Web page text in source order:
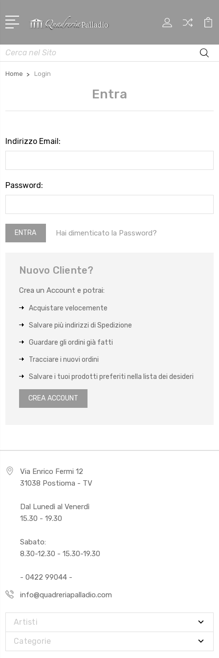
Cerca
Home Login
Entra
Indirizzo Email:
Password:
Hai dimenticato la Password?
Nuovo Cliente?
Crea un Account e potrai:
Acquistare velocemente
Salvare più indirizzi di Spedizione
Guardare gli ordini già fatti
Tracciare i nuovi ordini
Salvare i tuoi prodotti preferiti nella lista dei desideri
CREA ACCOUNT
Via Enrico Fermi 12
31038 Postioma - TV
Dal Lunedì al Venerdì
15.30 - 19.30
Sabato:
8.30-12.30 - 15.30-19.30
- 0422 99044 -
info@quadreriapalladio.com
Artisti
Categorie